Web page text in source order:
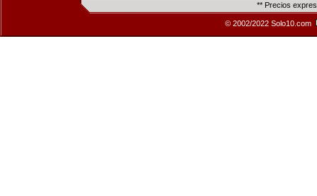
** Precios
© 2002/2022 Solo10.com